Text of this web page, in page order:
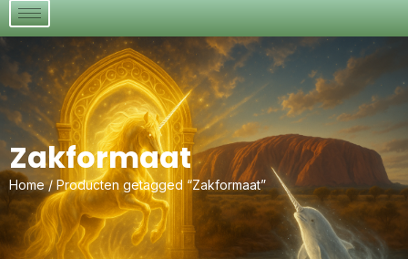
Zakformaat
Home/ Producten getagged “Zakformaat”